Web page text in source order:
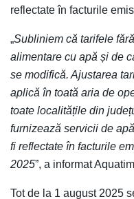
reflectate în facturile
„Subliniem că tarifele
alimentare cu apă și de
se modifică. Ajustarea
aplică în toată aria de
toate localitățile din
furnizează servicii de
fi reflectate în facturile
2025”, a informat
Tot de la 1 august 2025